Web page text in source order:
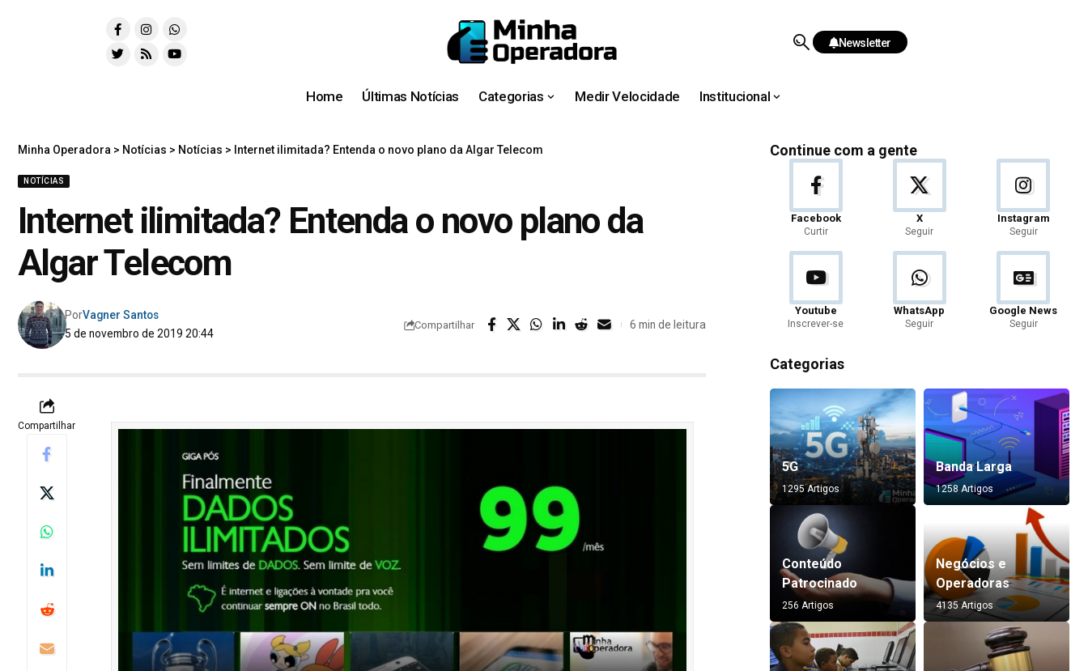
Newsletter
Home Últimas Notícias Categorias Medir Velocidade Institucional
Minha Operadora > Notícias > Notícias > Internet ilimitada? Entenda o novo plano da Algar Telecom
NOTÍCIAS
Internet ilimitada? Entenda o novo plano da
Algar Telecom
5 de novembro de 2019 20:44
PorVagner Santos
Compartilhar 6 min de leitura
Compartilhar
Continue com a gente
Facebook
Curtir
X
Seguir
Instagram
Seguir
Youtube
Inscrever-se
WhatsApp
Seguir
Google News
Seguir
Categorias
5G
1295 Artigos
Banda Larga
1258 Artigos
Conteúdo
Patrocinado
256 Artigos
Negócios e
Operadoras
4135 Artigos